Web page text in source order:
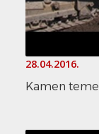
28.04.2016.
Kamen